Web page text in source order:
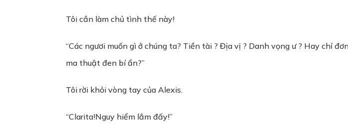
Tôi cần làm chủ tình thế này!
“Các ngươi muốn gì ở chúng ta? Tiền tài ? Địa vị ? Danh vọng ư ? Hay chỉ
ma thuật đen bí ẩn?”
Tôi rời khỏi vòng tay của Alexis.
“Clarita!Nguy hiểm lắm đấy!”